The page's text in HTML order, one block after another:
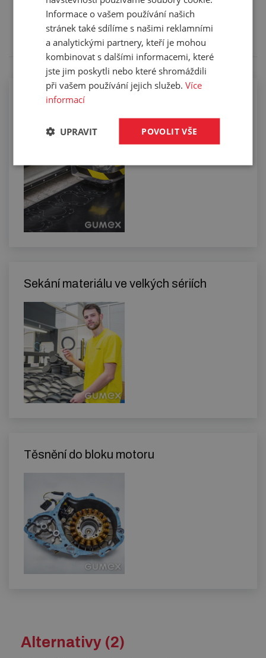
Tento výrobek pro vás upravíme na míru. Konkrétní
specifikaci budete moci upřesnit v poznámce u
objednávky.
Řezání kompaktních materiálů na
Sekání materiálu ve velkých sériích
Těsnění do bloku motoru
Alternativy (2)
Informace o vašem používání našich
stránek také sdílíme s našimi reklamními
a analytickými partnery, kteří je mohou
kombinovat s dalšími informacemi, které
jste jim poskytli nebo které shromáždili
při vašem používání jejich služeb.Více
informací
POVOLIT VŠE
UPRAVIT